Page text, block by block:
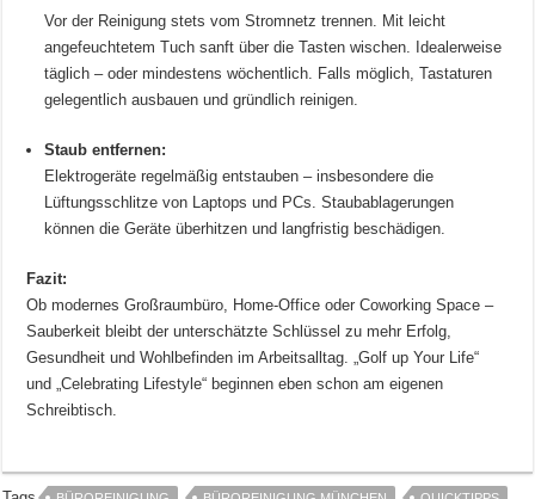
Vor der Reinigung stets vom Stromnetz trennen. Mit leicht
angefeuchtetem Tuch sanft über die Tasten wischen. Idealerweise
täglich – oder mindestens wöchentlich. Falls möglich, Tastaturen
gelegentlich ausbauen und gründlich reinigen.
Staub entfernen:
Elektrogeräte regelmäßig entstauben – insbesondere die
Lüftungsschlitze von Laptops und PCs. Staubablagerungen
können die Geräte überhitzen und langfristig beschädigen.
Fazit:
Ob modernes Großraumbüro, Home-Office oder Coworking Space –
Sauberkeit bleibt der unterschätzte Schlüssel zu mehr Erfolg,
Gesundheit und Wohlbefinden im Arbeitsalltag. „Golf up Your Life“
und „Celebrating Lifestyle“ beginnen eben schon am eigenen
Schreibtisch.